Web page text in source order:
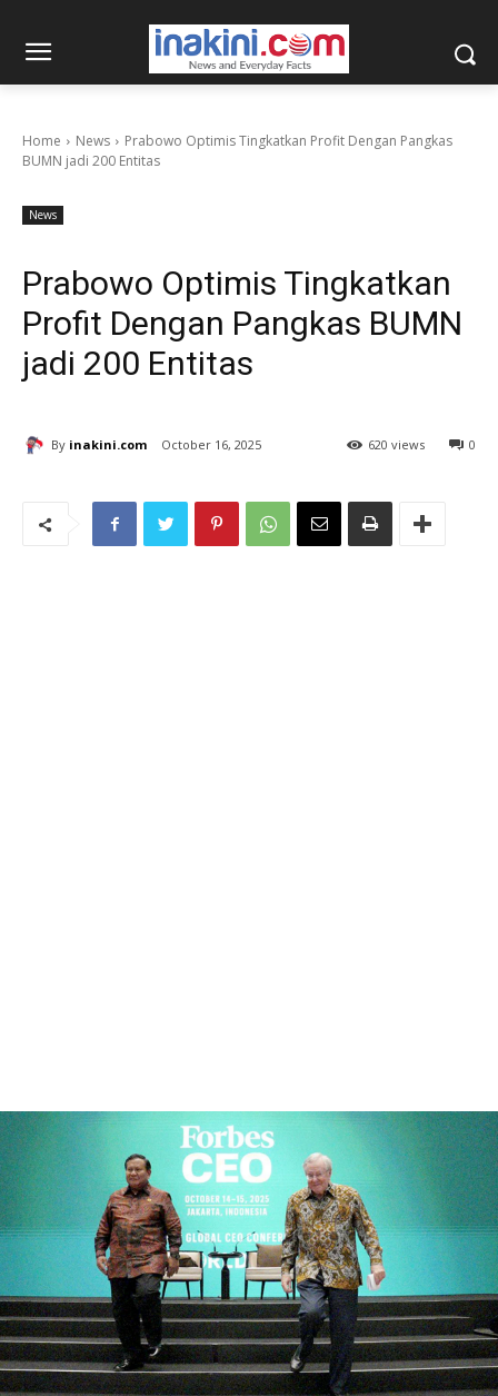
Home News
Prabowo Optimis Tingkatkan Profit Dengan Pangkas
BUMN jadi 200 Entitas
News
Prabowo Optimis Tingkatkan
Profit Dengan Pangkas BUMN
jadi 200 Entitas
By inakini.com October 16, 2025 0
620 views